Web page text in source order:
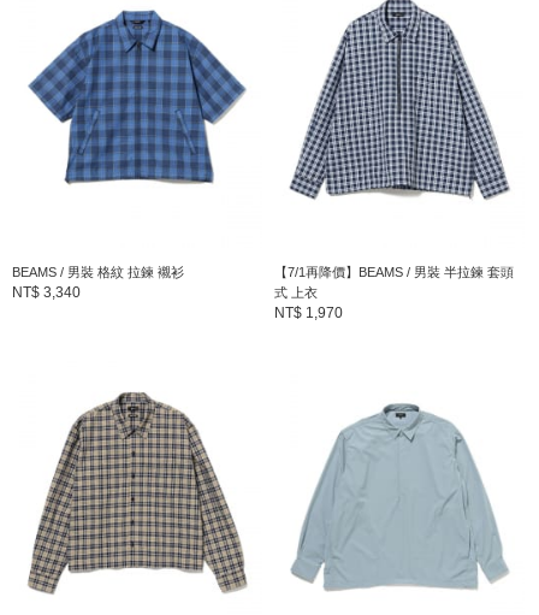
BEAMS / 男裝 格紋 拉鍊 襯衫
NT$ 3,340
【7/1再降價】BEAMS / 男裝 半拉鍊 套頭
式 上衣
NT$ 1,970